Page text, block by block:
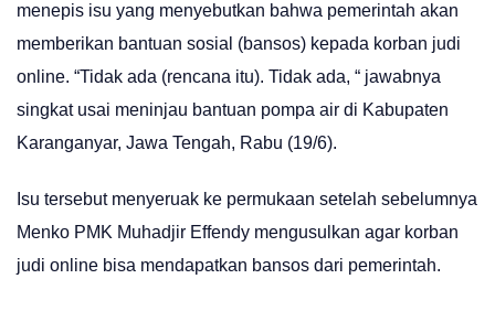
menepis isu yang menyebutkan bahwa pemerintah akan
memberikan bantuan sosial (bansos) kepada korban judi
online. “Tidak ada (rencana itu). Tidak ada, “ jawabnya
singkat usai meninjau bantuan pompa air di Kabupaten
Karanganyar, Jawa Tengah, Rabu (19/6).
Isu tersebut menyeruak ke permukaan setelah sebelumnya
Menko PMK Muhadjir Effendy mengusulkan agar korban
judi online bisa mendapatkan bansos dari pemerintah.